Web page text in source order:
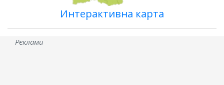
Интерактивна карта
Реклами